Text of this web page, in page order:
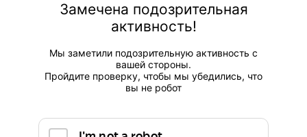
Замечена подозрительная
активность!
Мы заметили подозрительную активность с
вашей стороны.
Пройдите проверку, чтобы мы убедились, что
вы не робот